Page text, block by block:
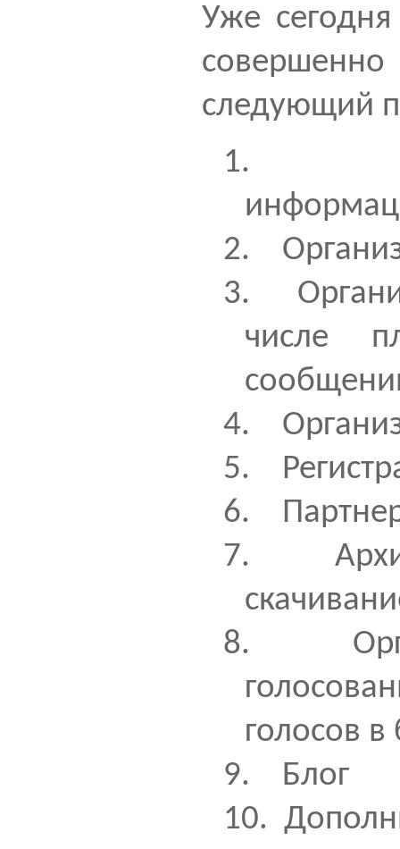
Уже
следующий
1.
2.
3.
числе
4.
5.
6.
7.
8.
голосов
9.
Блог
10.